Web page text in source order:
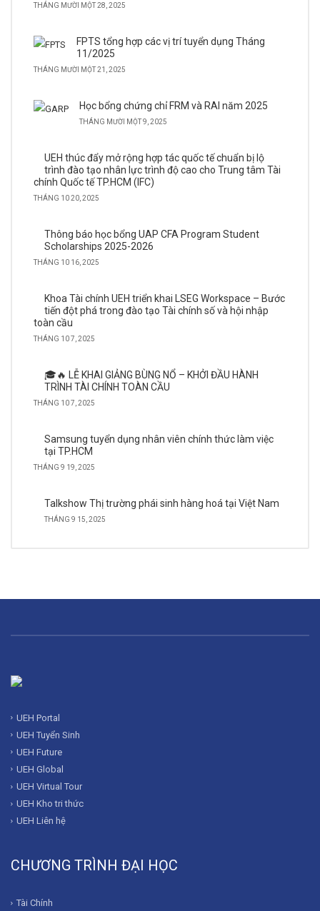
THÁNG MƯỜI MỘT 28, 2025
FPTS tổng hợp các vị trí tuyển dụng Tháng
11/2025
THÁNG MƯỜI MỘT 21, 2025
Học bổng chứng chỉ FRM và RAI năm 2025
THÁNG MƯỜI MỘT 9, 2025
UEH thúc đẩy mở rộng hợp tác quốc tế chuẩn bị lộ
trình đào tạo nhân lực trình độ cao cho Trung tâm Tài
chính Quốc tế TP.HCM (IFC)
THÁNG 10 20, 2025
Thông báo học bổng UAP CFA Program Student
Scholarships 2025-2026
THÁNG 10 16, 2025
Khoa Tài chính UEH triển khai LSEG Workspace – Bước
tiến đột phá trong đào tạo Tài chính số và hội nhập
toàn cầu
THÁNG 10 7, 2025
🎓🔥 LỄ KHAI GIẢNG BÙNG NỔ – KHỞI ĐẦU HÀNH
TRÌNH TÀI CHÍNH TOÀN CẦU
THÁNG 10 7, 2025
Samsung tuyển dụng nhân viên chính thức làm việc
tại TP.HCM
THÁNG 9 19, 2025
Talkshow Thị trường phái sinh hàng hoá tại Việt Nam
THÁNG 9 15, 2025
UEH Portal
UEH Tuyển Sinh
UEH Future
UEH Global
UEH Virtual Tour
UEH Kho tri thức
UEH Liên hệ
CHƯƠNG TRÌNH ĐẠI HỌC
Tài Chính